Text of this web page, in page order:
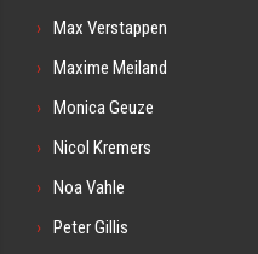
Max Verstappen
Maxime Meiland
Monica Geuze
Nicol Kremers
Noa Vahle
Peter Gillis